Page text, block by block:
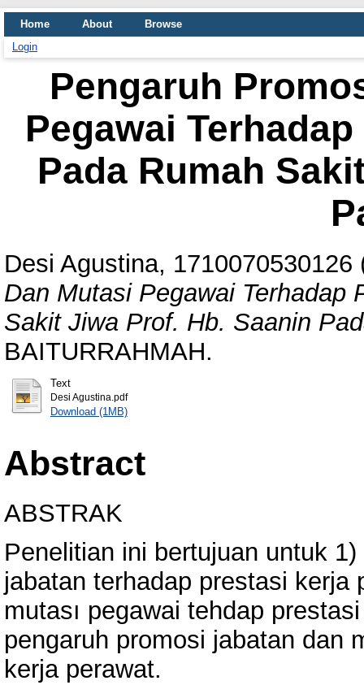
Home About
Browse
Login
Pengaruh
Pegawai
Pada Rumah
Desi Agustina, 1710070530126
Dan Mutasi Pegawai Terhadap
Sakit Jiwa Prof. Hb. Saanin
BAITURRAHMAH.
Text
Desi Agustina.pdf
Download (1MB)
Abstract
ABSTRAK
Penelitian ini bertujuan untuk
jabatan terhadap prestasi kerja
mutası pegawai tehdap
pengaruh promosi jabatan dan
kerja perawat.